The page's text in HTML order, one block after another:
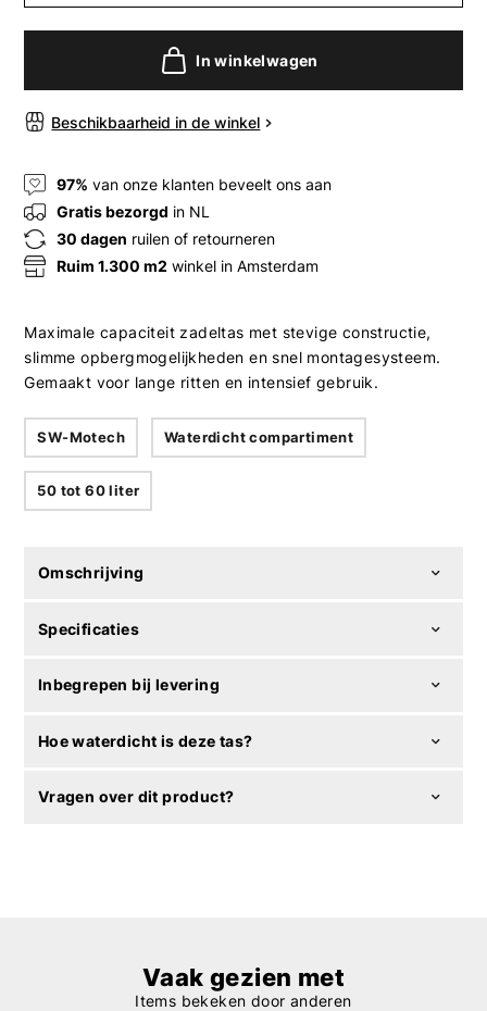
In winkelwagen
Beschikbaarheid in de winkel
97% van onze klanten beveelt ons aan
Gratis bezorgd in NL
30 dagen ruilen of retourneren
Ruim 1.300 m2 winkel in Amsterdam
Maximale capaciteit zadeltas met stevige constructie,
slimme opbergmogelijkheden en snel montagesysteem.
Gemaakt voor lange ritten en intensief gebruik.
SW-Motech Waterdicht compartiment
50 tot 60 liter
Omschrijving
Specificaties
Inbegrepen bij levering
Hoe waterdicht is deze tas?
Vragen over dit product?
Vaak gezien met
Items bekeken door anderen